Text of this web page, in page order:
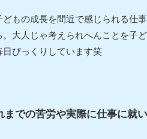
もの成長を間近で感じられる仕事
大人じゃ考えられへんことを子
びっくりしています笑
までの苦労や実際に仕事に就